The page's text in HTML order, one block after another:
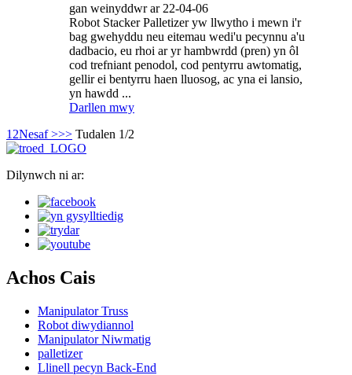
gan weinyddwr ar 22-04-06
Robot Stacker Palletizer yw llwytho i mewn i'r
bag gwehyddu neu eitemau wedi'u pecynnu a'u
dadbacio, eu rhoi ar yr hambwrdd (pren) yn ôl
cod trefniant penodol, cod pentyrru awtomatig,
gellir ei bentyrru haen lluosog, ac yna ei lansio,
yn hawdd ...
Darllen mwy
1 2Nesaf >>> Tudalen 1/2
Dilynwch ni ar:
Achos Cais
Manipulator Truss
Robot diwydiannol
Manipulator Niwmatig
palletizer
Llinell pecyn Back-End